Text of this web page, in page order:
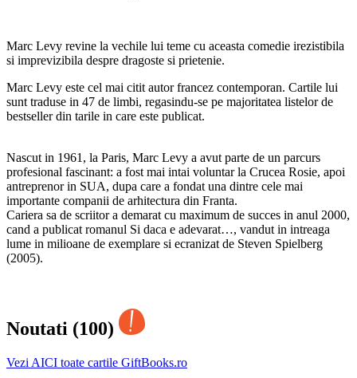
Marc Levy revine la vechile lui teme cu aceasta comedie irezistibila
si imprevizibila despre dragoste si prietenie.
Marc Levy este cel mai citit autor francez contemporan. Cartile lui
sunt traduse in 47 de limbi, regasindu-se pe majoritatea listelor de
bestseller din tarile in care este publicat.
Nascut in 1961, la Paris, Marc Levy a avut parte de un parcurs
profesional fascinant: a fost mai intai voluntar la Crucea Rosie, apoi
antreprenor in SUA, dupa care a fondat una dintre cele mai
importante companii de arhitectura din Franta.
Cariera sa de scriitor a demarat cu maximum de succes in anul 2000,
cand a publicat romanul Si daca e adevarat…, vandut in intreaga
lume in milioane de exemplare si ecranizat de Steven Spielberg
(2005).
Noutati (100)
Vezi AICI toate cartile GiftBooks.ro